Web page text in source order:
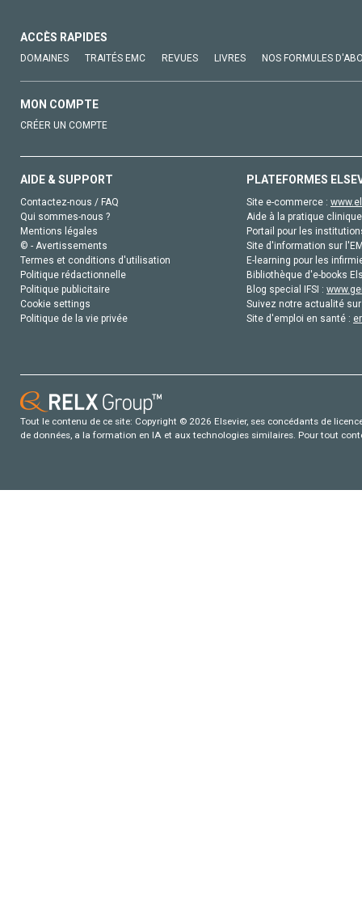
ACCÈS RAPIDES
DOMAINES TRAITÉS EMC REVUES LIVRES NOS FORMULES
MON COMPTE
CRÉER UN COMPTE
AIDE & SUPPORT
Contactez-nous / FAQ
Qui sommes-nous ?
Mentions légales
© - Avertissements
Termes et conditions d'utilisation
Politique rédactionnelle
Politique publicitaire
Cookie settings
Politique de la vie privée
PLATEFORMES
Site e-commerce :
Aide à la pratique
Portail pour les
Site d'information sur
E-learning pour les
Bibliothèque d'e-books
Blog special IFSI :
Suivez notre actualité
Site d'emploi en santé :
Tout le contenu de ce site: Copyright © 2026 Elsevier, ses concédants de
de données, a la formation en IA et aux technologies similaires. Pour tout